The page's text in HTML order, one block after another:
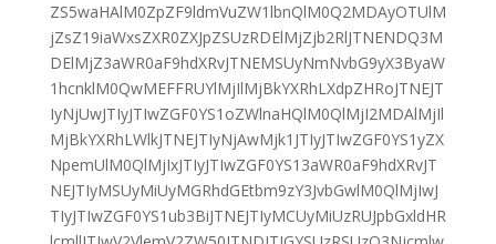
ZS5waHAlM0ZpZF9ldmVuZW1lbnQlM0Q2MDAyOTUlM
jZsZ19iaWxsZXR0ZXJpZSUzRDElMjZjb2RlJTNENDQ3M
DElMjZ3aWR0aF9hdXRvJTNEMSUyNmNvbG9yX3ByaW
1hcnklM0QwMEFFRUYlMjIlMjBkYXRhLXdpZHRoJTNEJT
IyNjUwJTIyJTIwZGF0YS1oZWlnaHQlM0QlMjI2MDAlMjIl
MjBkYXRhLWlkJTNEJTIyNjAwMjk1JTIyJTIwZGF0YS1yZX
NpemUlM0QlMjIxJTIyJTIwZGF0YS13aWR0aF9hdXRvJT
NEJTIyMSUyMiUyMGRhdGEtbm9zY3JvbGwlM0QlMjIwJ
TIyJTIwZGF0YS1ub3BiJTNEJTIyMCUyMiUzRUJpbGxldHR